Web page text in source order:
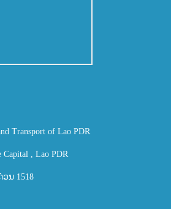
Transport of Lao PDR
Capital , Lao PDR
ວນ 1518